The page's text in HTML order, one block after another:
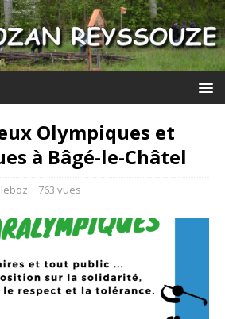
Olympiques et
à Bâgé-le-Châtel
763 vues